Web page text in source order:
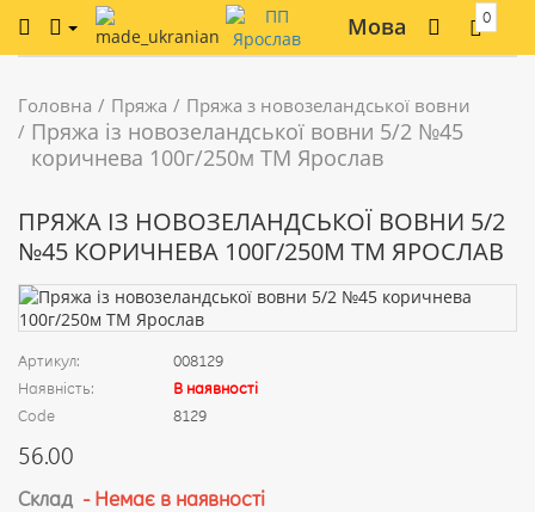
Мова 0
Головна Пряжа Пряжа з новозеландської вовни
Пряжа із новозеландської вовни 5/2 №45
коричнева 100г/250м ТМ Ярослав
ПРЯЖА ІЗ НОВОЗЕЛАНДСЬКОЇ ВОВНИ 5/2
№45 КОРИЧНЕВА 100Г/250М ТМ ЯРОСЛАВ
Артикул:
008129
Наявність:
В наявності
Code
8129
56.00
Склад - Немає в наявності